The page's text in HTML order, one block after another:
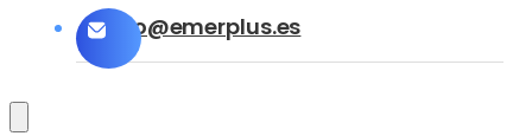
info@emerplus.es